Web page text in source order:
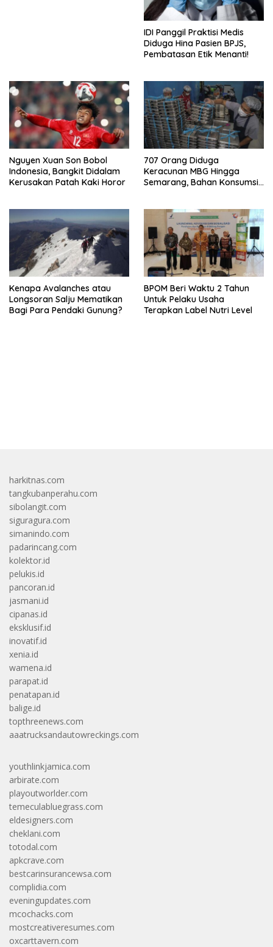
IDI Panggil Praktisi Medis
Diduga Hina Pasien BPJS,
Pembatasan Etik Menanti!
Nguyen Xuan Son Bobol
Indonesia, Bangkit Didalam
Kerusakan Patah Kaki Horor
707 Orang Diduga
Keracunan MBG Hingga
Semarang, Bahan Konsumsi
Kenapa Avalanches atau
Longsoran Salju Mematikan
Bagi Para Pendaki Gunung?
BPOM Beri Waktu 2 Tahun
Untuk Pelaku Usaha
Terapkan Label Nutri Level
harkitnas.com
tangkubanperahu.com
sibolangit.com
siguragura.com
simanindo.com
padarincang.com
kolektor.id
pelukis.id
pancoran.id
jasmani.id
cipanas.id
eksklusif.id
inovatif.id
xenia.id
wamena.id
parapat.id
penatapan.id
balige.id
topthreenews.com
aaatrucksandautowreckings.com
youthlinkjamica.com
arbirate.com
playoutworlder.com
temeculabluegrass.com
eldesigners.com
cheklani.com
totodal.com
apkcrave.com
bestcarinsurancewsa.com
complidia.com
eveningupdates.com
mcochacks.com
mostcreativeresumes.com
oxcarttavern.com